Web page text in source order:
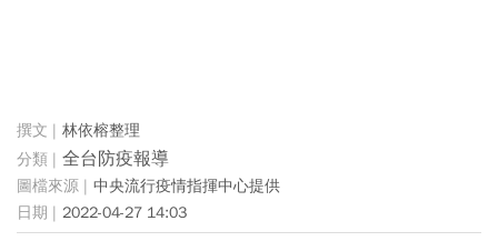
林依榕整理
全台防疫報導
中央流行疫情指揮中心提供
2022-04-27 14:03